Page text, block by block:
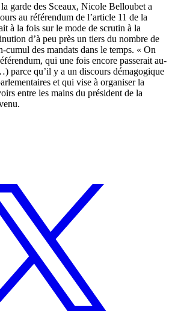
garde des Sceaux, Nicole Belloubet a
au référendum de l’article 11 de la
à la fois sur le mode de scrutin à la
d’à peu près un tiers du nombre de
cumul des mandats dans le temps. « On
qui une fois encore passerait au-
parce qu’il y a un discours démagogique
et qui vise à organiser la
entre les mains du président de la